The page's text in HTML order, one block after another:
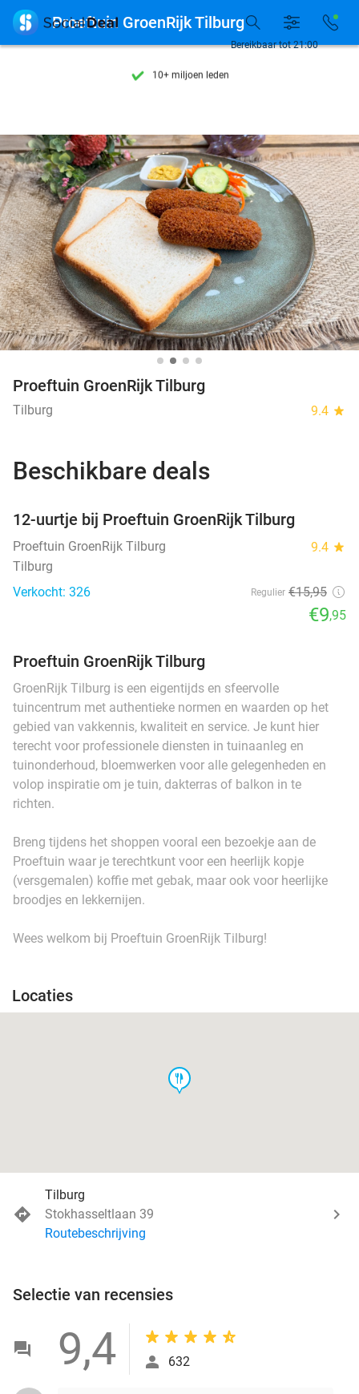
7 dagen per week beschikbaar
10+ miljoen leden
7 dagen per week beschikbaar
10+ miljoen leden
Bereikbaar tot 21:00
 Proeftuin GroenRijk Tilburg
Proeftuin GroenRijk Tilburg
Tilburg 9.4 star
Beschikbare deals
12-uurtje bij Proeftuin GroenRijk Tilburg
Proeftuin GroenRijk Tilburg 9.4 star
Tilburg
Verkocht: 326
Regulier €15,95
€9,95
Proeftuin GroenRijk Tilburg
GroenRijk Tilburg is een eigentijds en sfeervolle
tuincentrum met authentieke normen en waarden op het
gebied van vakkennis, kwaliteit en service. Je kunt hier
terecht voor professionele diensten in tuinaanleg en
tuinonderhoud, bloemwerken voor alle gelegenheden en
volop inspiratie om je tuin, dakterras of balkon in te
richten.
Breng tijdens het shoppen vooral een bezoekje aan de
Proeftuin waar je terechtkunt voor een heerlijk kopje
(versgemalen) koffie met gebak, maar ook voor heerlijke
broodjes en lekkernijen.
Wees welkom bij Proeftuin GroenRijk Tilburg!
Locaties
food
Tilburg
Stokhasseltlaan 39
Routebeschrijving
Selectie van recensies
9,4 632